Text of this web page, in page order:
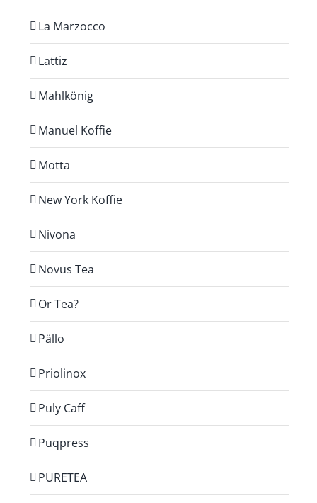
La Marzocco
Lattiz
Mahlkönig
Manuel Koffie
Motta
New York Koffie
Nivona
Novus Tea
Or Tea?
Pällo
Priolinox
Puly Caff
Puqpress
PURETEA